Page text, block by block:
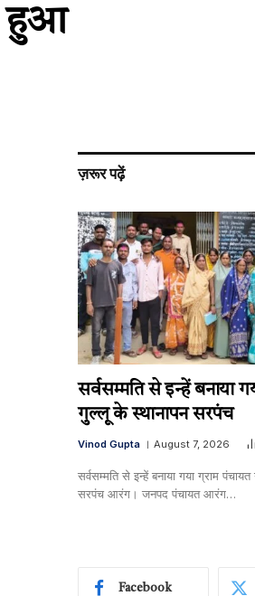
हुआ
ज़रूर पढ़ें
सर्वसम्मति से इन्हें बनाया
गुल्लू के स्थानापन सरपंच
Vinod Gupta August 7, 2026
सर्वसम्मति से इन्हें बनाया गया ग्राम
सरपंच आरंग। जनपद पंचायत आरंग…
Facebook